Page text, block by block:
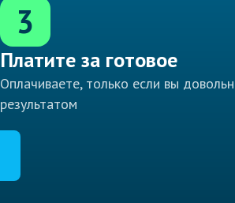
3
Платите за готовое
Оплачиваете, только если вы
результатом